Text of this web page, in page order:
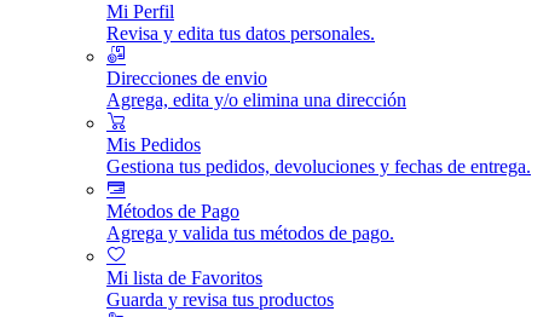
Mi Perfil
Revisa y edita tus datos personales.
Direcciones de envio
Agrega, edita y/o elimina una dirección
Mis Pedidos
Gestiona tus pedidos, devoluciones y fechas de entrega.
Métodos de Pago
Agrega y valida tus métodos de pago.
Mi lista de Favoritos
Guarda y revisa tus productos